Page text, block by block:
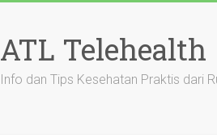
ATL Telehealth
Info dan Tips Kesehatan Praktis dari